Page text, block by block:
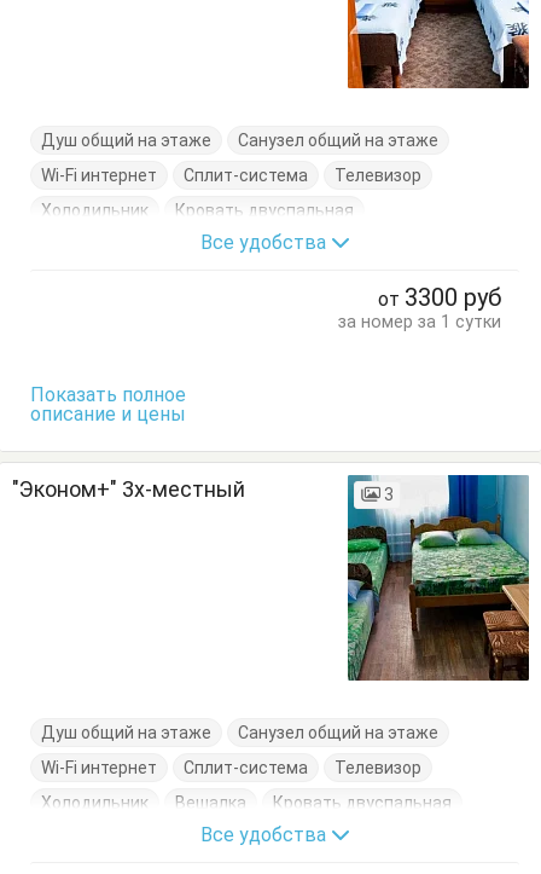
Душ общий на этаже
Санузел общий на этаже
Wi-Fi интернет
Сплит-система
Телевизор
Холодильник
Кровать двуспальная
Кровать односпальная
Стол Стулья
Все удобства
от 3300 руб
за номер за 1 сутки
Показать полное
описание и цены
"Эконом+" 3х-местный 3
Душ общий на этаже
Санузел общий на этаже
Wi-Fi интернет
Сплит-система
Телевизор
Холодильник
Вешалка
Кровать двуспальная
Кровать односпальная
Стол Стулья
Все удобства